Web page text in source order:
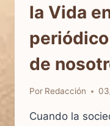
la Vida
de
Por Redacción
Cuando la